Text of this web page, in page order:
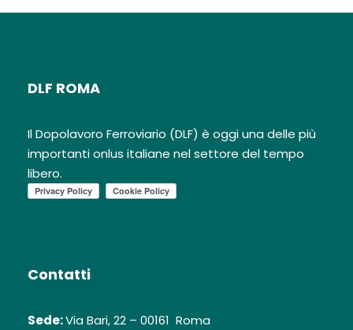
DLF ROMA
Il Dopolavoro Ferroviario (DLF) è oggi una delle più
importanti onlus italiane nel settore del tempo
libero.
Contatti
Sede:Via Bari, 22 – 00161 Roma